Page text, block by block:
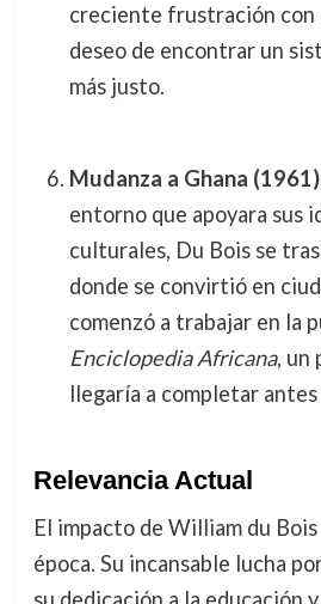
creciente frustración con
deseo de encontrar un
más justo.
Mudanza a Ghana (1961)
entorno que apoyara sus
culturales, Du Bois se
donde se convirtió en
comenzó a trabajar en la
Enciclopedia Africana, un
llegaría a completar
Relevancia Actual
El impacto de William du
época. Su incansable lucha